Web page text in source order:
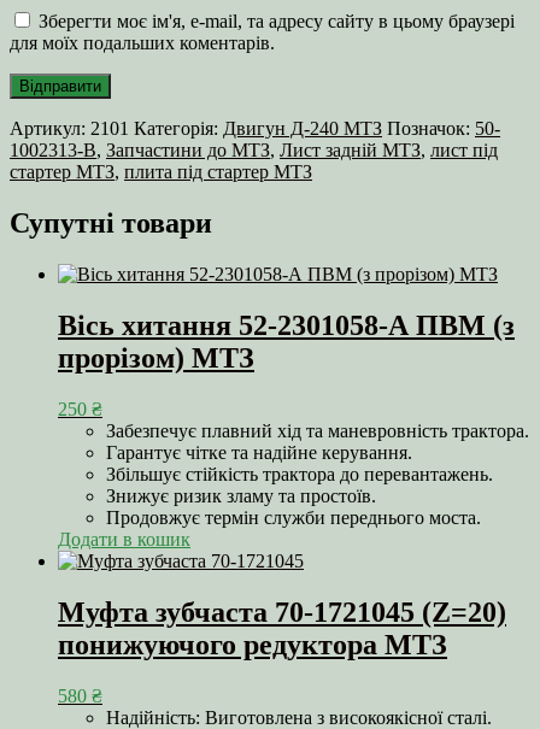
Зберегти моє ім'я, e-mail, та адресу сайту в цьому браузері
для моїх подальших коментарів.
Артикул: 2101 Категорія: Двигун Д-240 МТЗ Позначок: 50-
1002313-В, Запчастини до МТЗ, Лист задній МТЗ, лист під
стартер МТЗ, плита під стартер МТЗ
Супутні товари
Вісь хитання 52-2301058-А ПВМ (з
прорізом) МТЗ
250 ₴
Забезпечує плавний хід та маневровність трактора.
Гарантує чітке та надійне керування.
Збільшує стійкість трактора до перевантажень.
Знижує ризик зламу та простоїв.
Продовжує термін служби переднього моста.
Додати в кошик
Муфта зубчаста 70-1721045 (Z=20)
понижуючого редуктора МТЗ
580 ₴
Надійність: Виготовлена з високоякісної сталі.